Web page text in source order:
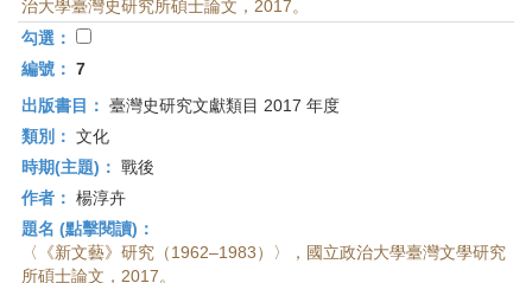
治大學臺灣史研究所碩士論文，2017。
勾選：
編號： 7
出版書目： 臺灣史研究文獻類目 2017 年度
類別： 文化
時期(主題)： 戰後
作者： 楊淳卉
題名 (點擊閱讀)：
〈《新文藝》研究（1962–1983）〉，國立政治大學臺灣文學研究
所碩士論文，2017。